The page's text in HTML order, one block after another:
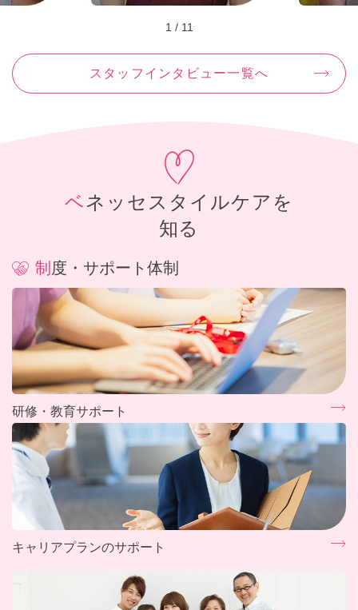
1 / 11
スタッフインタビュー一覧へ
ベネッセスタイルケアを
知る
制度・サポート体制
研修・教育サポート
キャリアプランのサポート